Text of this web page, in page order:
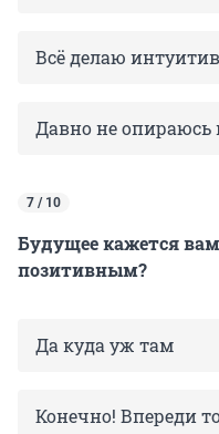
Всё делаю
Давно не
7 / 10
Будущее кажется
позитивным?
Да куда уж там
Конечно! Впереди